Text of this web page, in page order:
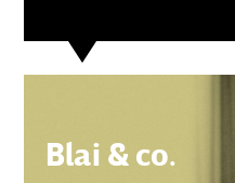
Blai & co.